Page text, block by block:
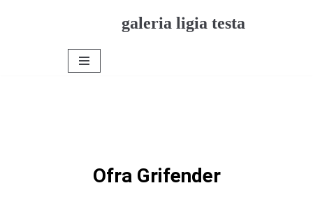
galeria ligia testa
Ofra Grifender